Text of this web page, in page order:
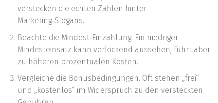
verstecken die echten Zahlen hinter
Marketing‑Slogans.
Beachte die Mindest‑Einzahlung. Ein niedriger
Mindesteinsatz kann verlockend aussehen, führt aber
zu höheren prozentualen Kosten.
Vergleiche die Bonusbedingungen. Oft stehen „frei“
und „kostenlos“ im Widerspruch zu den versteckten